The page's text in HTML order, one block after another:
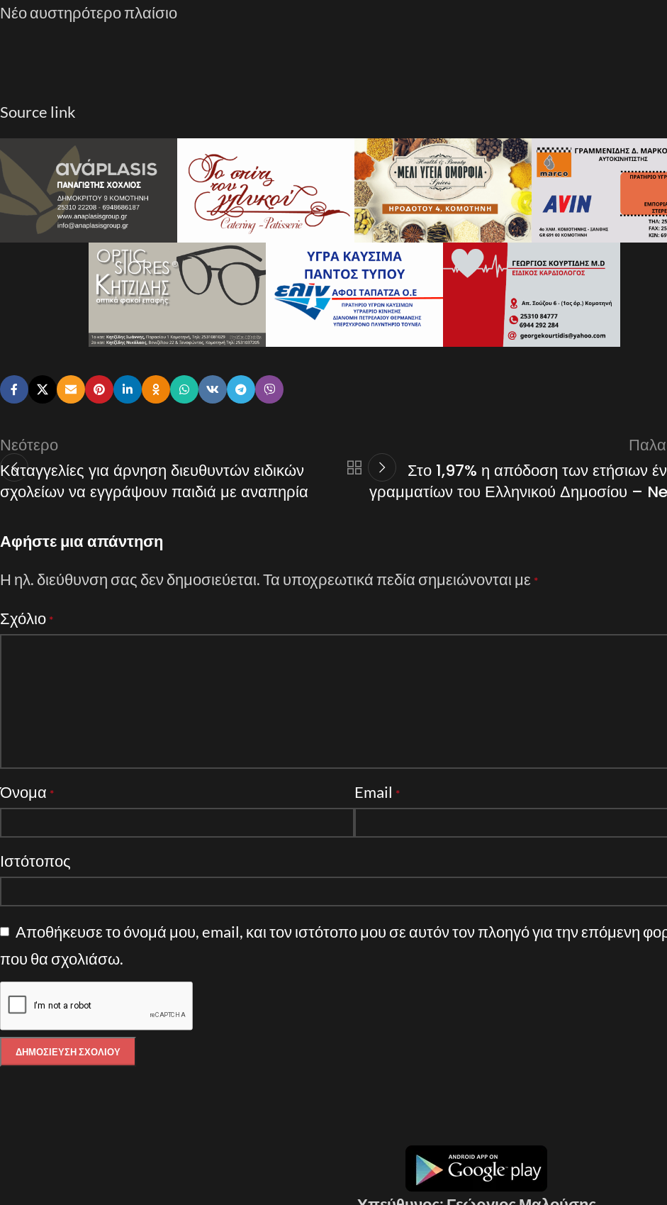
Νέο αυστηρότερο πλαίσιο
Source link
Νεότερο
Καταγγελίες για άρνηση διευθυντών ειδικών
σχολείων να εγγράψουν παιδιά με αναπηρία
Στο 1,97% η απόδοση των ετήσιων
γραμματίων του Ελληνικού Δημοσίου –
Αφήστε μια απάντηση
Η ηλ. διεύθυνση σας δεν δημοσιεύεται.Τα υποχρεωτικά πεδία σημειώνονται με *
Σχόλιο *
Όνομα * Email *
Ιστότοπος
Αποθήκευσε το όνομά μου, email, και τον ιστότοπο μου σε αυτόν τον πλοηγό για την επόμενη
που θα σχολιάσω.